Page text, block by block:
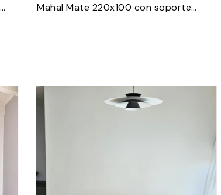
Mahal Mate 220x100 con soporte